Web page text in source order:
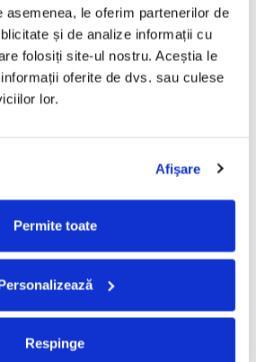
asemenea, le oferim partenerilor de
și de analize informații cu
folosiți site-ul nostru. Aceștia le
oferite de dvs. sau culese
lor.
Afişare
Permite toate
Respinge
produs
Geoff Love & His Orchestra -
ADAUGA IN COS